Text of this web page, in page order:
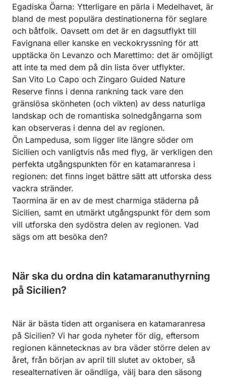
Egadiska Öarna: Ytterligare en pärla i Medelhavet, är
bland de mest populära destinationerna för seglare
och båtfolk. Oavsett om det är en dagsutflykt till
Favignana eller kanske en veckokryssning för att
upptäcka ön Levanzo och Marettimo: det är omöjligt
att inte ta med dem på din lista över utflykter.
San Vito Lo Capo och Zingaro Guided Nature
Reserve finns i denna rankning tack vare den
gränslösa skönheten (och vikten) av dess naturliga
landskap och de romantiska solnedgångarna som
kan observeras i denna del av regionen.
Ön Lampedusa, som ligger lite längre söder om
Sicilien och vanligtvis nås med flyg, är verkligen den
perfekta utgångspunkten för en katamaranresa i
regionen: det finns inget bättre sätt att utforska dess
vackra stränder.
Taormina är en av de mest charmiga städerna på
Sicilien, samt en utmärkt utgångspunkt för dem som
vill utforska den sydöstra delen av regionen. Vad
sägs om att besöka den?
När ska du ordna din katamaranuthyrning
på Sicilien?
När är bästa tiden att organisera en katamaranresa
på Sicilien? Vi har goda nyheter för dig, eftersom
regionen kännetecknas av bra väder större delen av
året, från början av april till slutet av oktober, så
resealternativen är oändliga, välj bara den säsong